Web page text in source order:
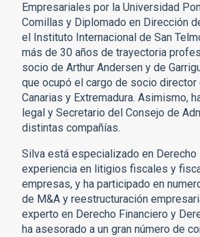
Empresariales por la Universidad
Comillas y Diplomado en Dirección
el Instituto Internacional de San
más de 30 años de trayectoria
socio de Arthur Andersen y de
que ocupó el cargo de socio director
Canarias y Extremadura. Asimismo,
legal y Secretario del Consejo de
distintas compañías.
Silva está especializado en Derecho
experiencia en litigios fiscales y
empresas, y ha participado en
de M&A y reestructuración
experto en Derecho Financiero y
ha asesorado a un gran número de